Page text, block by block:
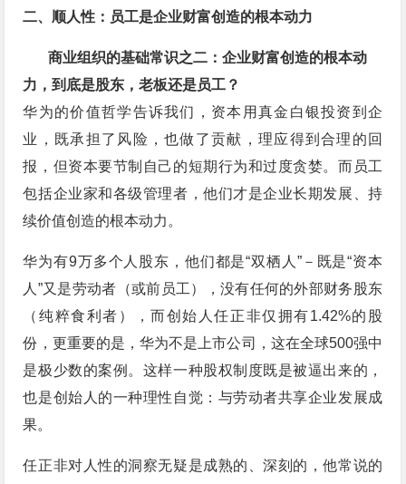
二、顺人性： 员工是企业财富创造的根本动力
商业组织的基础常识之二：企业财富创造的根本动
力，到底是股东，老板还是员工？
华为的价值哲学告诉我们，资本用真金白银投资到企
业，既承担了风险，也做了贡献，理应得到合理的回
报，但资本要节制自己的短期行为和过度贪婪。而员工
包括企业家和各级管理者，他们才是企业长期发展、持
续价值创造的根本动力。
华为有9万多个人股东，他们都是“双栖人”－既是“资本
人”又是劳动者（或前员工），没有任何的外部财务股东
（纯粹食利者），而创始人任正非仅拥有1.42%的股
份，更重要的是，华为不是上市公司，这在全球500强中
是极少数的案例。这样一种股权制度既是被逼出来的，
也是创始人的一种理性自觉：与劳动者共享企业发展成
果。
任正非对人性的洞察无疑是成熟的、深刻的，他常说的